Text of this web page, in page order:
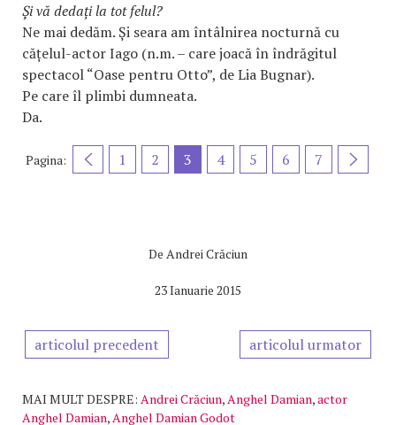
Și vă dedați la tot felul?
Ne mai dedăm. Și seara am întâlnirea nocturnă cu
cățelul-actor Iago (n.m. – care joacă în îndrăgitul
spectacol “Oase pentru Otto”, de Lia Bugnar).
Pe care îl plimbi dumneata.
Da.
Pagina: 1 2 3 4 5 6 7
De Andrei Crăciun
23 Ianuarie 2015
articolul precedent articolul urmator
MAI MULT DESPRE: Andrei Crăciun,Anghel Damian,actor
Anghel Damian,Anghel Damian Godot